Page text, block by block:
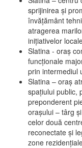
sprijinirea şi
învăţământ
atragerea
iniţiativelor
Slatina - oraş
funcţionale
prin intermediul
Slatina – oraş
spaţiului public,
preponderent
oraşului – târg
celor două
reconectate şi
zone